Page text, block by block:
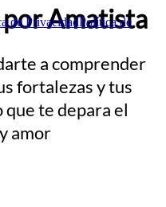
de PrivacidadPolítica de
Amatista
a comprender
fortalezas y tus
te depara el
amor